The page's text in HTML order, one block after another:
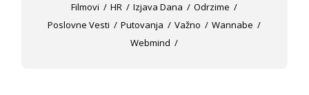
Filmovi
HR Izjava Dana
Odrzime
Poslovne Vesti
Putovanja Važno
Wannabe
Webmind